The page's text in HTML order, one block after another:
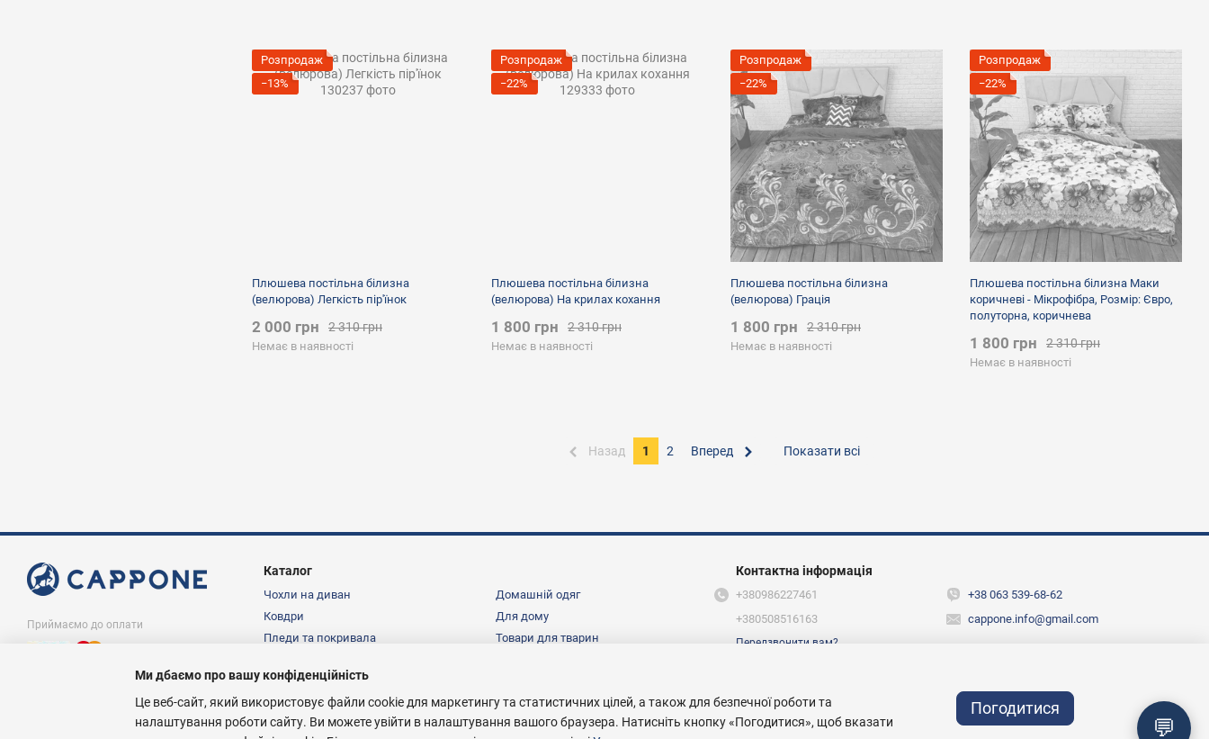
Розпродаж
−13%
Плюшева постільна білизна
(велюрова) Легкість пір'їнок
2 310 грн
2 000 грн
Немає в наявності
Розпродаж
−22%
Плюшева постільна білизна
(велюрова) На крилах кохання
2 310 грн
1 800 грн
Немає в наявності
Розпродаж
−22%
Плюшева постільна білизна
(велюрова) Грація
2 310 грн
1 800 грн
Немає в наявності
Розпродаж
−22%
Плюшева постільна білизна Маки
коричневі - Мікрофібра, Розмір: Євро,
полуторна, коричнева
2 310 грн
1 800 грн
Немає в наявності
Назад 1 2 Вперед Показати всі
Приймаємо до оплати
© Інтернет магазин Cappone.in.ua, 1997-
Каталог
Чохли на диван
Ковдри
Пледи та покривала
Постільна білизна
Домашній одяг
Для дому
Товари для тварин
Контактна інформація
+380986227461
+380508516163
Передзвонити вам?
+38 063 539-68-62
cappone.info@gmail.com
Ми дбаємо про вашу конфіденційність
Це веб-сайт, який використовує файли cookie для маркетингу та статистичних цілей, а також для безпечної роботи та
налаштування роботи сайту. Ви можете увійти в налаштування вашого браузера. Натисніть кнопку «Погодитися», щоб вказати
Погодитися
💬